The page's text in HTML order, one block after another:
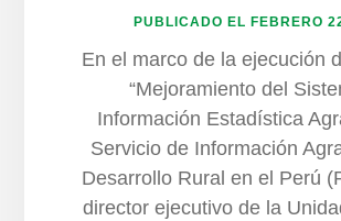
PUBLICADO EL FEBRERO
En el marco de la ejecución
“Mejoramiento del
Información Estadística
Servicio de Información
Desarrollo Rural en el Perú
director ejecutivo de la